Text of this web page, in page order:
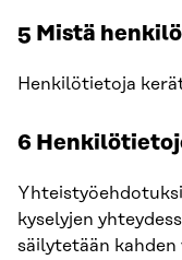
5 Mistä
Henkilötietoja
6
kyselyjen
säilytetään kahden